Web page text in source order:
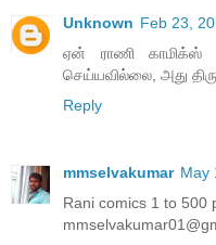
Unknown Feb 23,
ஏன் ராணி காமிக்ஸ் ஐ
செய்யவில்லை, அது
Reply
mmselvakumar May
Rani comics 1 to 500